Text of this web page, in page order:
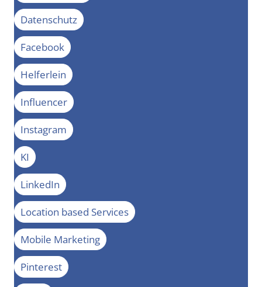
Datenschutz
Facebook
Helferlein
Influencer
Instagram
KI
LinkedIn
Location based Services
Mobile Marketing
Pinterest